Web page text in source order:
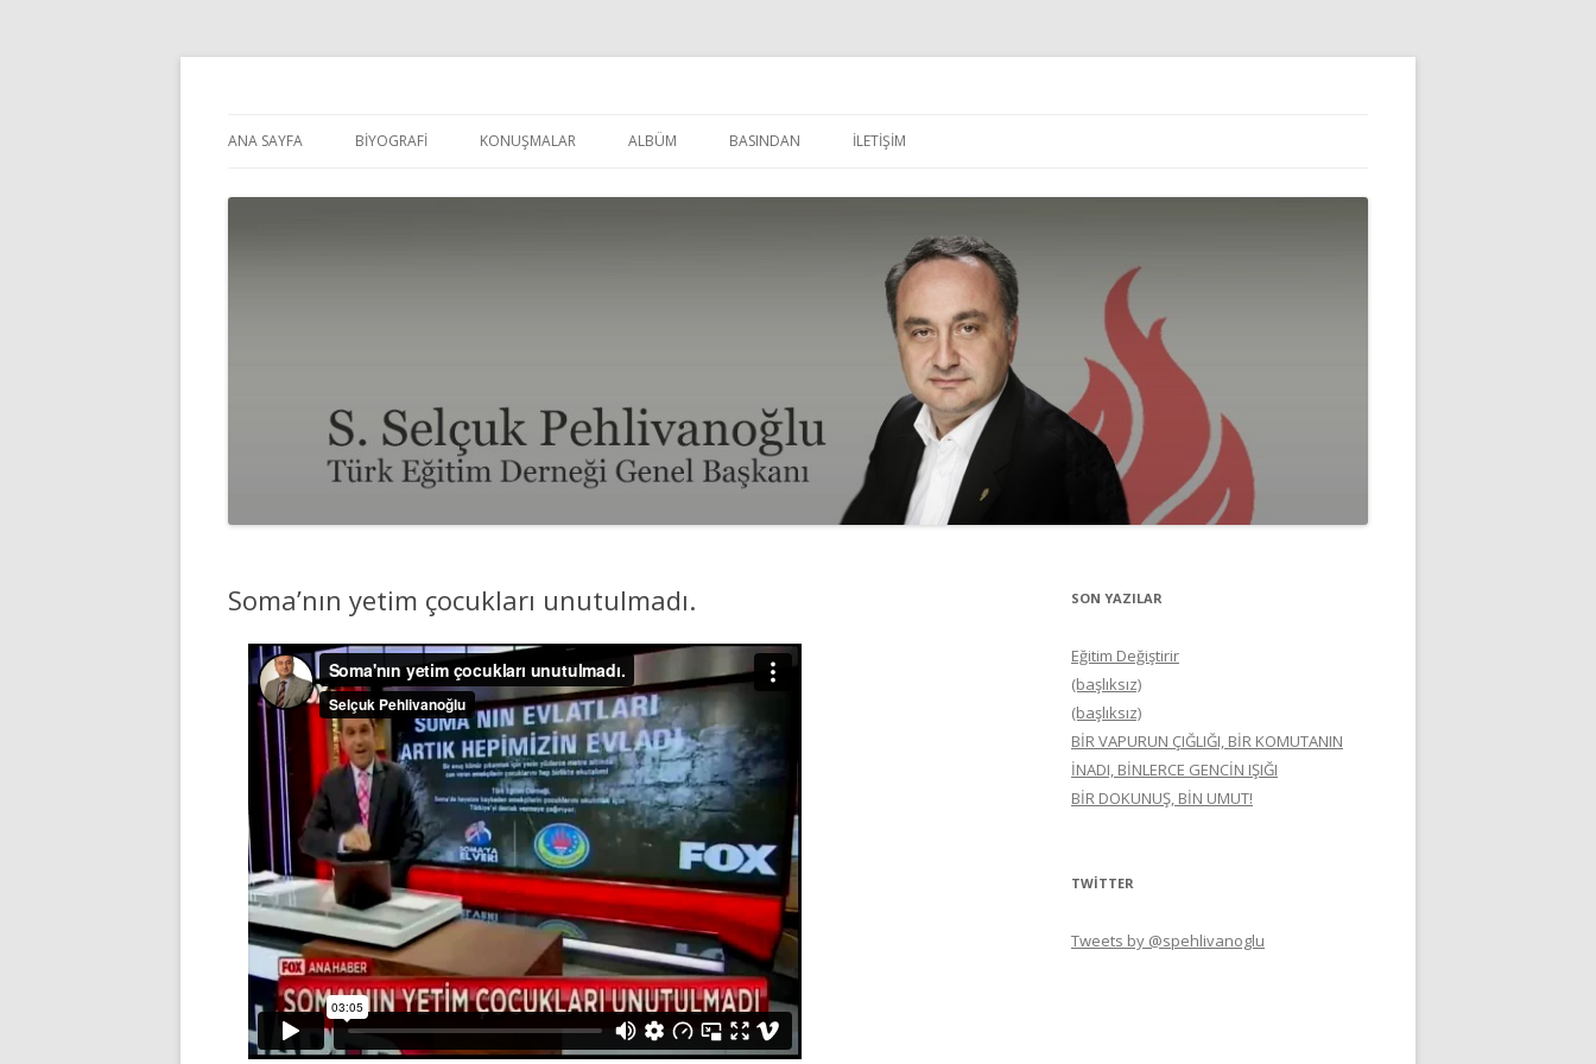
atla
ANA SAYFA BİYOGRAFİ KONUŞMALAR ALBÜM BASINDAN İLETİŞİM
Soma’nın yetim çocukları unutulmadı. SON YAZILAR
Eğitim Değiştirir
(başlıksız)
(başlıksız)
BİR VAPURUN ÇIĞLIĞI, BİR KOMUTANIN
İNADI, BİNLERCE GENCİN IŞIĞI
BİR DOKUNUŞ, BİN UMUT!
TWITTER
Tweets by @spehlivanoglu